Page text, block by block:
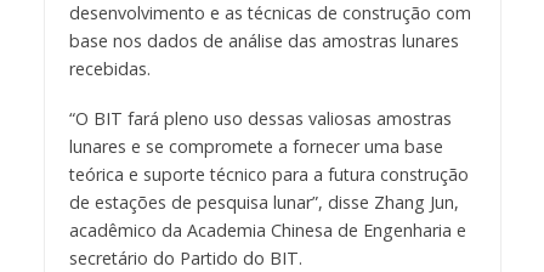
desenvolvimento e as técnicas de construção com
base nos dados de análise das amostras lunares
recebidas.
“O BIT fará pleno uso dessas valiosas amostras
lunares e se compromete a fornecer uma base
teórica e suporte técnico para a futura construção
de estações de pesquisa lunar”, disse Zhang Jun,
acadêmico da Academia Chinesa de Engenharia e
secretário do Partido do BIT.